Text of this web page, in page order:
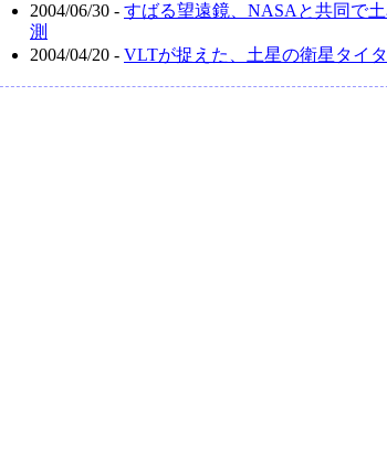
2004/06/30 - すばる望遠鏡、NASAと共同で
測
2004/04/20 - VLTが捉えた、土星の衛星タイ